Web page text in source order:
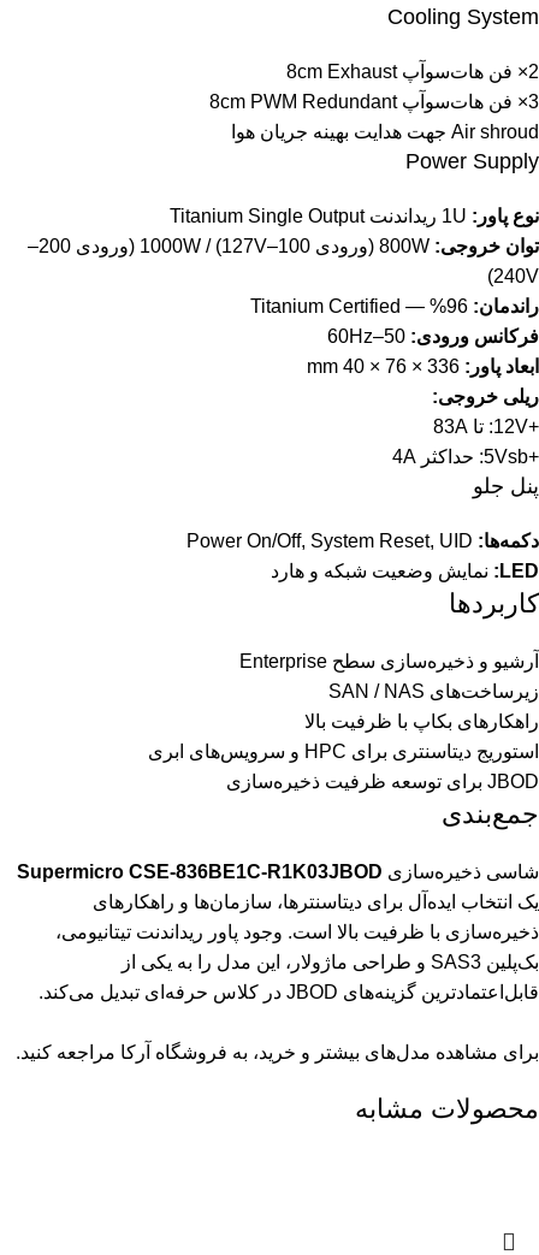
Cooling System
2× فن هات‌سوآپ 8cm Exhaust
3× فن هات‌سوآپ 8cm PWM Redundant
Air shroud جهت هدایت بهینه جریان هوا
Power Supply
نوع پاور:
توان خروجی:
800W (ورودی 100–127V) / 1000W (ورودی 200–
240V)
راندمان:
فرکانس ورودی:
ابعاد پاور:
ریلی خروجی:
+12V: تا 83A
+5Vsb: حداکثر 4A
پنل جلو
دکمه‌ها:
LED:
نمایش وضعیت شبکه و هارد
کاربردها
آرشیو و ذخیره‌سازی سطح Enterprise
زیرساخت‌های SAN / NAS
راهکارهای بکاپ با ظرفیت بالا
استوریج دیتاسنتری برای HPC و سرویس‌های ابری
JBOD برای توسعه ظرفیت ذخیره‌سازی
جمع‌بندی
شاسی ذخیره‌سازی Supermicro CSE-836BE1C-R1K03JBOD
یک انتخاب ایده‌آل برای دیتاسنترها، سازمان‌ها و راهکارهای
ذخیره‌سازی با ظرفیت بالا است. وجود پاور ریداندنت تیتانیومی،
بک‌پلین SAS3 و طراحی ماژولار، این مدل را به یکی از
قابل‌اعتمادترین گزینه‌های JBOD در کلاس حرفه‌ای تبدیل می‌کند.
برای مشاهده مدل‌های بیشتر و خرید، به فروشگاه آرکا مراجعه کنید.
محصولات مشابه